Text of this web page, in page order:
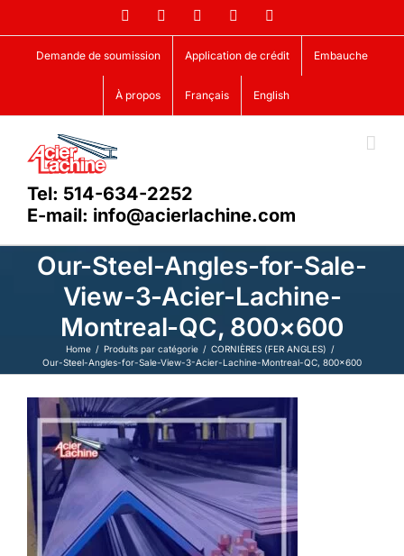
to
content
FacebookLinkedIn YouTube
Demande de soumission Application de crédit Embauche
À propos Français English
Tel: 514-634-2252
E-mail: info@acierlachine.com
Our-Steel-Angles-for-Sale-
View-3-Acier-Lachine-
Montreal-QC, 800×600
Home Produits par catégorie
CORNIÈRES (FER ANGLES)
Our-Steel-Angles-for-Sale-View-3-Acier-Lachine-Montreal-QC, 800×600